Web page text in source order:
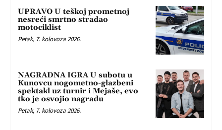
UPRAVO U teškoj prometnoj
nesreći smrtno stradao
motociklist
Petak, 7. kolovoza 2026.
NAGRADNA IGRA U subotu u
Kunovcu nogometno-glazbeni
spektakl uz turnir i Mejaše, evo
tko je osvojio nagradu
Petak, 7. kolovoza 2026.